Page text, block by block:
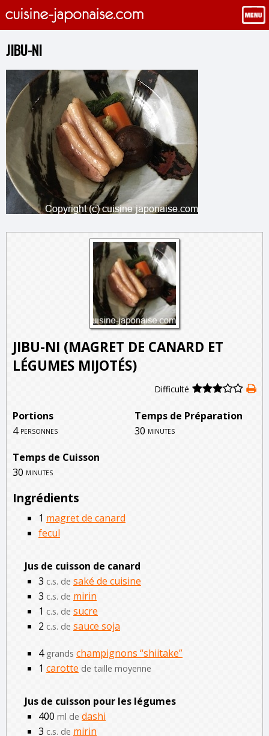
JIBU-NI
JIBU-NI (MAGRET DE CANARD ET
LÉGUMES MIJOTÉS)
Difficulté
Portions
Temps de Préparation
4 personnes 30 minutes
Temps de Cuisson
30 minutes
Ingrédients
1 magret de canard
fecul
Jus de cuisson de canard
3 c.s. de saké de cuisine
3 c.s. de mirin
1 c.s. de sucre
2 c.s. de sauce soja
4 grands champignons “shiitake”
1 carotte de taille moyenne
Jus de cuisson pour les légumes
400 ml de dashi
3 c.s. de mirin